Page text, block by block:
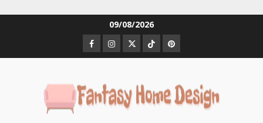
09/08/2026
Facebook
Instagram
TwitterTiktokPinterest